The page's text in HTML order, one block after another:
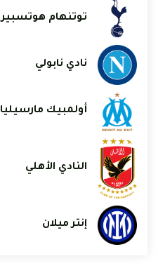
توتنهام هوتسبير
نادي نابولي
أولمبيك مارسيليا
النادي الأهلي
إنتر ميلان